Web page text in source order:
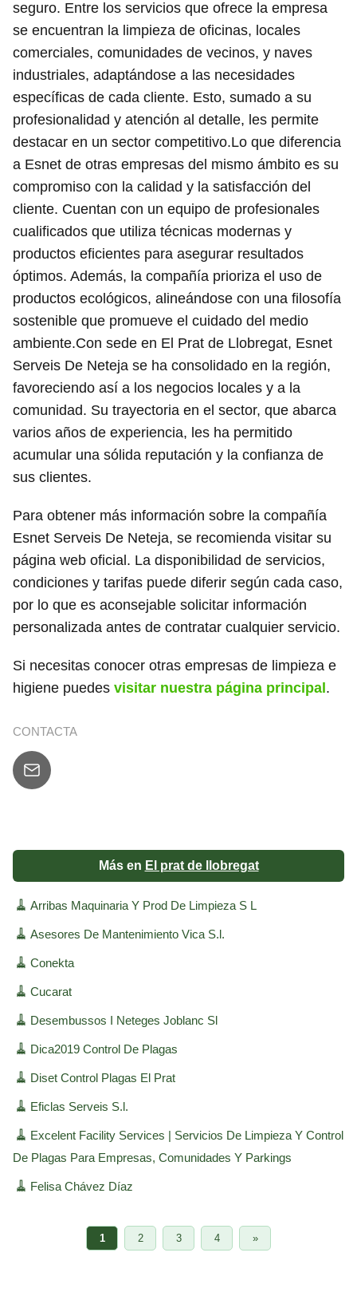
seguro. Entre los servicios que ofrece la empresa
se encuentran la limpieza de oficinas, locales
comerciales, comunidades de vecinos, y naves
industriales, adaptándose a las necesidades
específicas de cada cliente. Esto, sumado a su
profesionalidad y atención al detalle, les permite
destacar en un sector competitivo.Lo que diferencia
a Esnet de otras empresas del mismo ámbito es su
compromiso con la calidad y la satisfacción del
cliente. Cuentan con un equipo de profesionales
cualificados que utiliza técnicas modernas y
productos eficientes para asegurar resultados
óptimos. Además, la compañía prioriza el uso de
productos ecológicos, alineándose con una filosofía
sostenible que promueve el cuidado del medio
ambiente.Con sede en El Prat de Llobregat, Esnet
Serveis De Neteja se ha consolidado en la región,
favoreciendo así a los negocios locales y a la
comunidad. Su trayectoria en el sector, que abarca
varios años de experiencia, les ha permitido
acumular una sólida reputación y la confianza de
sus clientes.
Para obtener más información sobre la compañía
Esnet Serveis De Neteja, se recomienda visitar su
página web oficial. La disponibilidad de servicios,
condiciones y tarifas puede diferir según cada caso,
por lo que es aconsejable solicitar información
personalizada antes de contratar cualquier servicio.
Si necesitas conocer otras empresas de limpieza e
higiene puedes visitar nuestra página principal.
CONTACTA
Más en El prat de llobregat
🧹 Arribas Maquinaria Y Prod De Limpieza S L
🧹 Asesores De Mantenimiento Vica S.l.
🧹 Conekta
🧹 Cucarat
🧹 Desembussos I Neteges Joblanc Sl
🧹 Dica2019 Control De Plagas
🧹 Diset Control Plagas El Prat
🧹 Eficlas Serveis S.l.
🧹 Excelent Facility Services | Servicios De Limpieza Y Control
De Plagas Para Empresas, Comunidades Y Parkings
🧹 Felisa Chávez Díaz
1 2 3 4 »